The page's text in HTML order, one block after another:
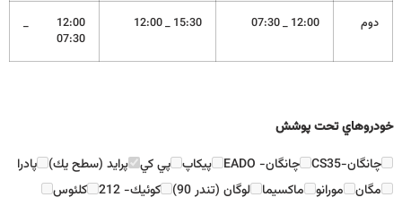
دوم 12:00 _ 07:30
15:30 _ 12:00
12:00 _
07:30
خودروهاي تحت پوشش
چانگان-CS35
چانگان- EADO پيكاپ پي كي پرايد (سطح يك) پادرا
مگان مورانو ماكسيما لوگان (تندر 90) كوئيك- 212
كلئوس